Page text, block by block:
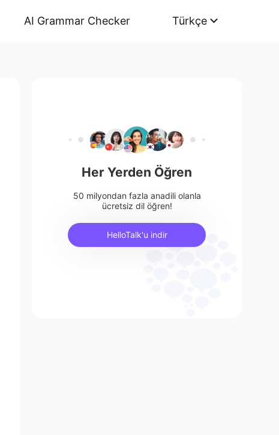
AI Grammar Checker Türkçe
Her Yerden Öğren
50 milyondan fazla anadili olanla
ücretsiz dil öğren!
HelloTalk'u indir